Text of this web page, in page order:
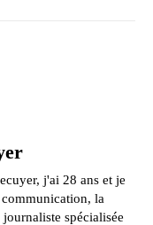
j'ai 28 ans et je
la
spécialisée